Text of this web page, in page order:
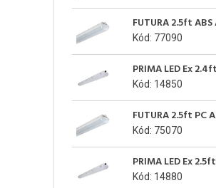
FUTURA 2.5ft
Kód: 77090
PRIMA LED Ex
Kód: 14850
FUTURA 2.5ft PC
Kód: 75070
PRIMA LED Ex
Kód: 14880